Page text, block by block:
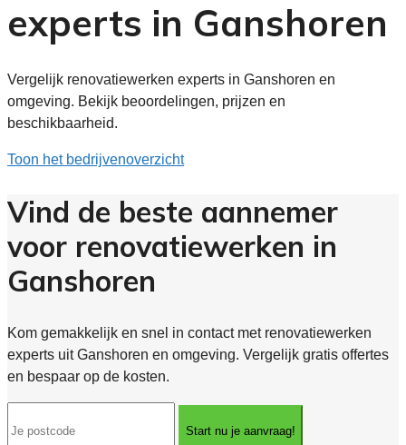
experts in Ganshoren
Vergelijk renovatiewerken experts in Ganshoren en
omgeving. Bekijk beoordelingen, prijzen en
beschikbaarheid.
Toon het bedrijvenoverzicht
Vind de beste aannemer
voor renovatiewerken in
Ganshoren
Kom gemakkelijk en snel in contact met renovatiewerken
experts uit Ganshoren en omgeving. Vergelijk gratis offertes
en bespaar op de kosten.
Start nu je aanvraag!